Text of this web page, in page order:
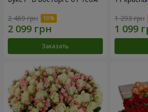
2 469 грн
Заказать
1 293 грн